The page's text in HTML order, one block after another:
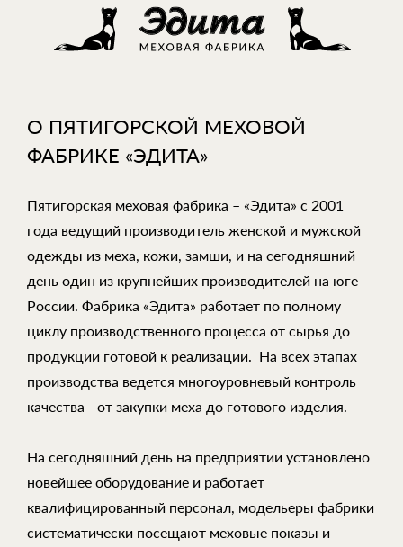
О ПЯТИГОРСКОЙ МЕХОВОЙ
ФАБРИКЕ «ЭДИТА»
Пятигорская меховая фабрика – «Эдита» с 2001
года ведущий производитель женской и мужской
одежды из меха, кожи, замши, и на сегодняшний
день один из крупнейших производителей на юге
России. Фабрика «Эдита» работает по полному
циклу производственного процесса от сырья до
продукции готовой к реализации. На всех этапах
производства ведется многоуровневый контроль
качества - от закупки меха до готового изделия.
На сегодняшний день на предприятии установлено
новейшее оборудование и работает
квалифицированный персонал, модельеры фабрики
систематически посещают меховые показы и